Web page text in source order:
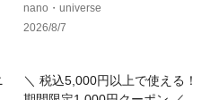
nano・universe
2026/8/7
＼ 税込5,000円以上で使える！